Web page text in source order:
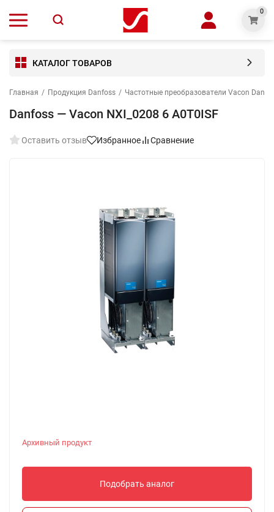
0
КАТАЛОГ ТОВАРОВ
Главная / Продукция Danfoss / Частотные преобразователи Vacon
Danfoss — Vacon NXI_0208 6 A0T0ISF
Оставить отзыв Избранное Сравнение
Архивный продукт
Подобрать аналог